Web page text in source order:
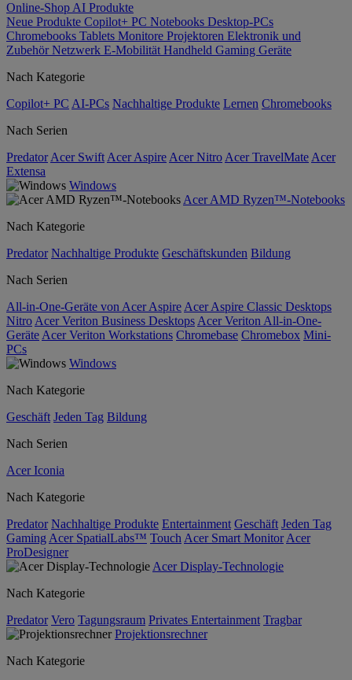
Online-Shop AI Produkte
Neue Produkte Copilot+ PC Notebooks Desktop-PCs
Chromebooks Tablets Monitore Projektoren Elektronik und
ZubehörNetzwerk E-Mobilität Handheld Gaming Geräte
Nach Kategorie
Copilot+ PC AI-PCs Nachhaltige Produkte Lernen Chromebooks
Nach Serien
Predator Acer Swift Acer Aspire Acer Nitro Acer TravelMate Acer
Extensa
Windows
Acer AMD Ryzen™-Notebooks
Nach Kategorie
Predator Nachhaltige Produkte Geschäftskunden Bildung
Nach Serien
All-in-One-Geräte von Acer Aspire Acer Aspire Classic Desktops
Nitro Acer Veriton Business Desktops Acer Veriton All-in-One-
Geräte Acer Veriton Workstations Chromebase Chromebox Mini-
PCs
Windows
Nach Kategorie
Geschäft Jeden Tag Bildung
Nach Serien
Acer Iconia
Nach Kategorie
Predator Nachhaltige Produkte Entertainment Geschäft Jeden Tag
Gaming Acer SpatialLabs™ Touch Acer Smart Monitor Acer
ProDesigner
Acer Display-Technologie
Nach Kategorie
Predator Vero Tagungsraum Privates Entertainment Tragbar
Projektionsrechner
Nach Kategorie